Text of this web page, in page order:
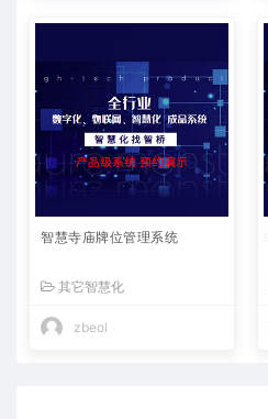
智慧寺庙牌位管理系统
其它智慧化
zbeol